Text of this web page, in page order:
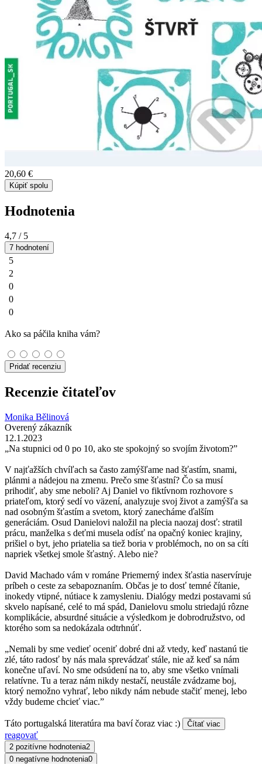
20,60 €
Kúpiť spolu
Hodnotenia
4,7 / 5
7 hodnotení
5
2
0
0
0
Ako sa páčila kniha vám?
Pridať recenziu
Recenzie čitateľov
Monika Bělinová
Overený zákazník
12.1.2023
„Na stupnici od 0 po 10, ako ste spokojný so svojím životom?”
V najťažších chvíľach sa často zamýšľame nad šťastím, snami,
plánmi a nádejou na zmenu. Prečo sme šťastní? Čo sa musí
prihodiť, aby sme neboli? Aj Daniel vo fiktívnom rozhovore s
priateľom, ktorý sedí vo väzení, analyzuje svoj život a zamýšľa sa
nad osobným šťastím a svetom, ktorý zanecháme ďalším
generáciám. Osud Danielovi naložil na plecia naozaj dosť: stratil
prácu, manželka s deťmi musela odísť na opačný koniec krajiny,
prišiel o byt, jeho priatelia sa tiež boria v problémoch, no on sa cíti
napriek všetkej smole šťastný. Alebo nie?
David Machado vám v románe Priemerný index šťastia naservíruje
príbeh o ceste za sebapoznaním. Občas je to dosť temné čítanie,
inokedy vtipné, nútiace k zamysleniu. Dialógy medzi postavami sú
skvelo napísané, celé to má spád, Danielovu smolu striedajú rôzne
komplikácie, absurdné situácie a výsledkom je dobrodružstvo, od
ktorého som sa nedokázala odtrhnúť.
„Nemali by sme vedieť oceniť dobré dni až vtedy, keď nastanú tie
zlé, táto radosť by nás mala sprevádzať stále, nie až keď sa nám
konečne uľaví. No sme odsúdení na to, aby sme všetko vnímali
relatívne. Tu a teraz nám nikdy nestačí, neustále zvádzame boj,
ktorý nemožno vyhrať, lebo nikdy nám nebude stačiť menej, lebo
vždy budeme chcieť viac.”
Táto portugalská literatúra ma baví čoraz viac :) Čítať viac
reagovať
2 pozitívne hodnotenia2
0 negatívne hodnotenia0